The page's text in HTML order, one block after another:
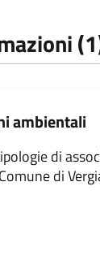
ambientali
di
di